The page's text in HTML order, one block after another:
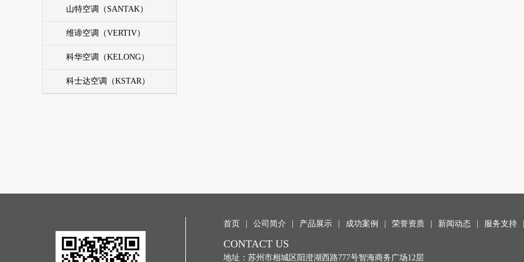
山特空调（SANTAK）
维谛空调（VERTIV）
科华空调（KELONG）
科士达空调（KSTAR）
首页 公司简介 产品展示 成功案例 荣誉资质 新闻动态 服务支持
CONTACT US
地址：苏州市相城区阳澄湖西路777号智海商务广场12层